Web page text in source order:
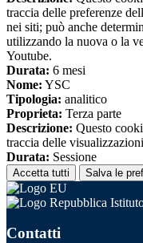
traccia delle preferenze
nei siti; può anche
utilizzando la nuova o la
Youtube.
Durata: 6 mesi
Nome: YSC
Tipologia: analitico
Proprieta: Terza parte
Descrizione: Questo
traccia delle
Durata: Sessione
Accetta tutti Salva le
Contatti